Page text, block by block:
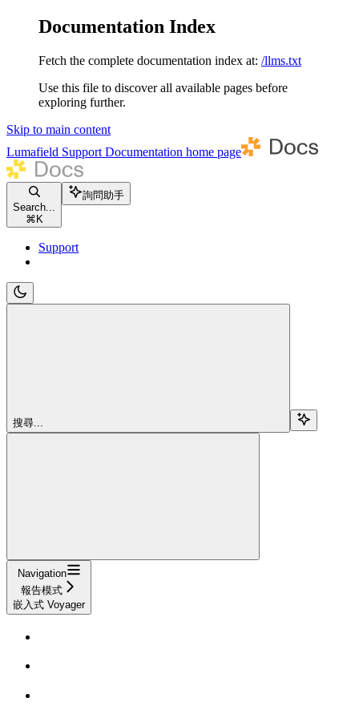
Documentation Index
Fetch the complete documentation index at: /llms.txt
Use this file to discover all available pages before
exploring further.
Skip to main content
Lumafield Support Documentation home page
Search...
⌘ K
詢問助手
Support
搜尋...
Navigation
報告模式
嵌入式 Voyager